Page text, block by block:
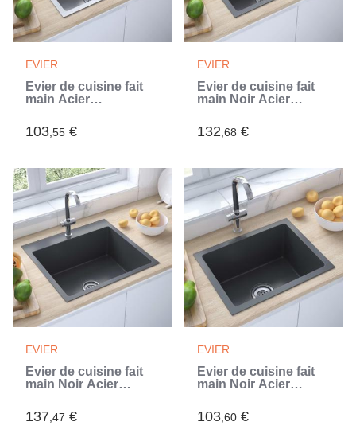
EVIER
Évier de cuisine fait
main Acier
103,55 €
EVIER
Évier de cuisine fait
main Noir Acier
132,68 €
EVIER
Évier de cuisine fait
main Noir Acier
137,47 €
EVIER
Évier de cuisine fait
main Noir Acier
103,60 €